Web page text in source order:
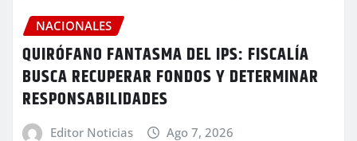
NACIONALES
QUIRÓFANO FANTASMA DEL IPS: FISCALÍA
BUSCA RECUPERAR FONDOS Y DETERMINAR
RESPONSABILIDADES
Editor Noticias Ago 7, 2026